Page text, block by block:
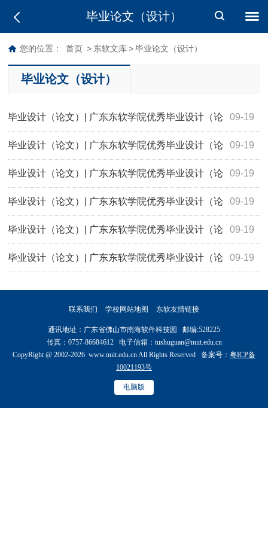
毕业论文（设计）
您的位置： 首页 > 东软文库 > 毕业论文（设计）
毕业论文（设计）
09-19
毕业设计（论文）| 广东东软学院优秀毕业设计（论
文）汇编（2024届） 09-19
毕业设计（论文）| 广东东软学院优秀毕业设计（论
文）汇编（2023届） 09-19
毕业设计（论文）| 广东东软学院优秀毕业设计（论
文）汇编（2022届） 09-19
毕业设计（论文）| 广东东软学院优秀毕业设计（论
文）汇编（2021届） 09-19
毕业设计（论文）| 广东东软学院优秀毕业设计（论
文）汇编（2020届）-下册 09-19
毕业设计（论文）| 广东东软学院优秀毕业设计（论
联系我们 学校网站地图 东软友情链接
通讯地址：广东省佛山市南海软件科技园 邮编:528225
传真：0757-86684612 电子信箱：tushuguan@nuit.edu.cn
CopyRight @ 2002-2026 www.nuit.edu.cn All Rights Reserved 备案号： 粤ICP备
10021193号
电脑版